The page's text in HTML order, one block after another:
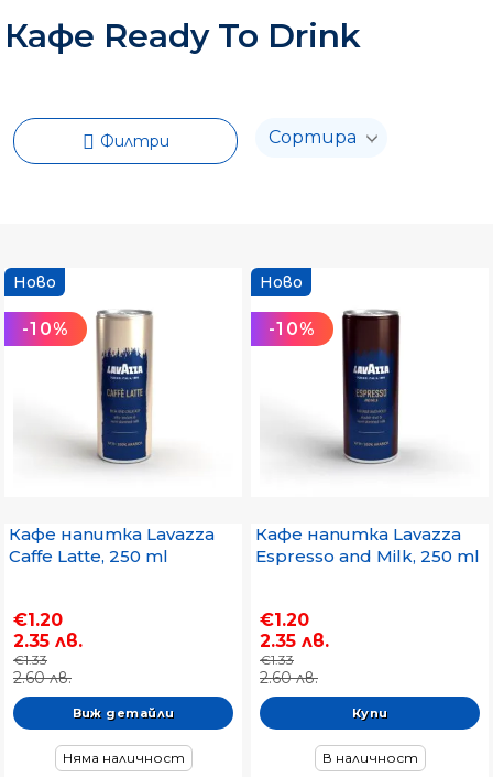
Кафе Ready To Drink
Филтри
-10%
Ново
Кафе напитка Lavazza
Caffe Latte, 250 ml
€1.20
2.35 лв.
€1.33
2.60 лв.
Виж детайли
Няма наличност
-10%
Ново
Кафе напитка Lavazza
Espresso and Milk, 250 ml
€1.20
2.35 лв.
€1.33
2.60 лв.
В наличност